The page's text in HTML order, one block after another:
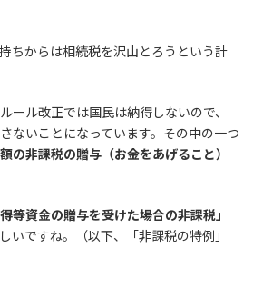
ちからは相続税を沢山とろうという計
ール改正では国民は納得しないので、
ないことになっています。その中の一つ
の非課税の贈与（お金をあげること）
等資金の贈与を受けた場合の非課税」
いですね。（以下、「非課税の特例」